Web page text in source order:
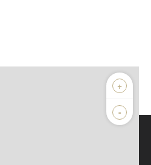
+
-